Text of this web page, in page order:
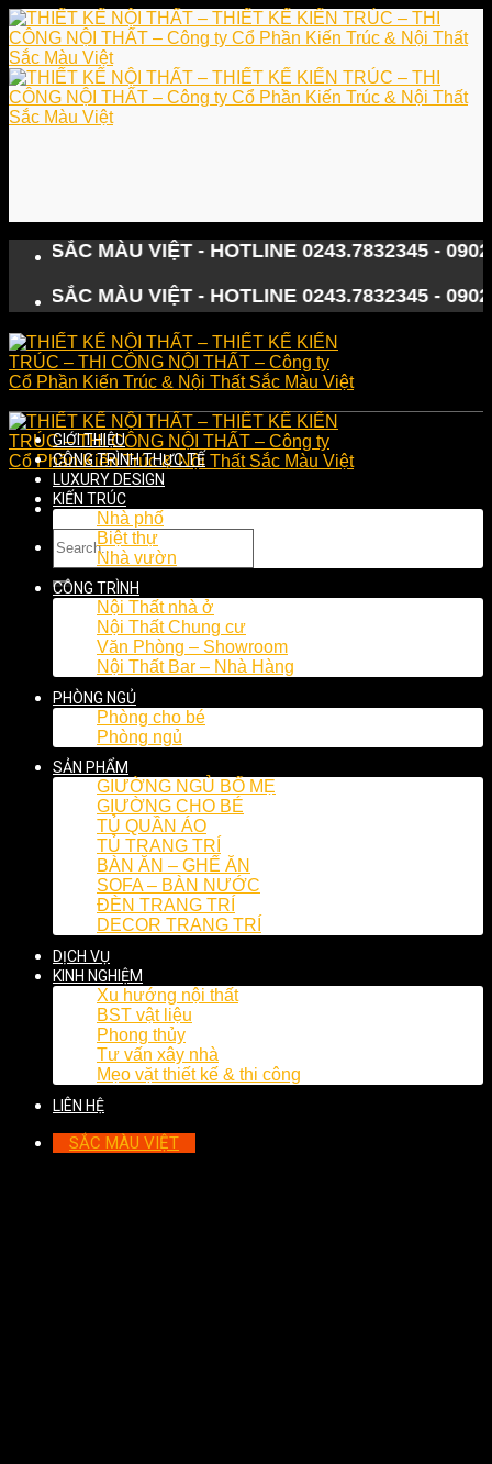
Skip
to
content
MÀU VIỆT - HOTLINE 0243.7832345 - 0902.122133
MÀU VIỆT - HOTLINE 0243.7832345 - 0902.122133
GIỚI THIỆU
CÔNG TRÌNH THỰC TẾ
LUXURY DESIGN
KIẾN TRÚC
Nhà phố
Biệt thự
Nhà vườn
CÔNG TRÌNH
Nội Thất nhà ở
Nội Thất Chung cư
Văn Phòng – Showroom
Nội Thất Bar – Nhà Hàng
PHÒNG NGỦ
Phòng cho bé
Phòng ngủ
SẢN PHẨM
GIƯỜNG NGỦ BỐ MẸ
GIƯỜNG CHO BÉ
TỦ QUẦN ÁO
TỦ TRANG TRÍ
BÀN ĂN – GHẾ ĂN
SOFA – BÀN NƯỚC
ĐÈN TRANG TRÍ
DECOR TRANG TRÍ
DỊCH VỤ
KINH NGHIỆM
Xu hướng nội thất
BST vật liệu
Phong thủy
Tư vấn xây nhà
Mẹo vặt thiết kế & thi công
LIÊN HỆ
SẮC MÀU VIỆT